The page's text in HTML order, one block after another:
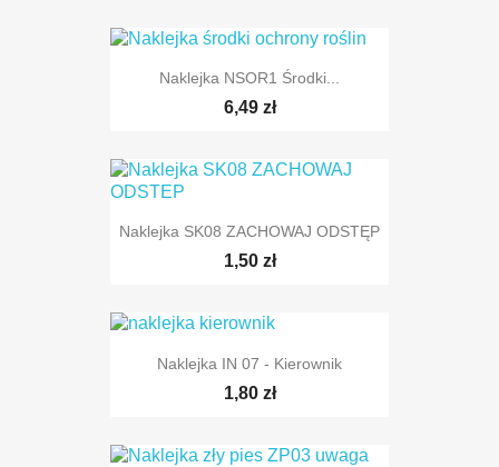
Naklejka NSOR1 Środki...
6,49 zł
Naklejka SK08 ZACHOWAJ ODSTĘP
1,50 zł
Naklejka IN 07 - Kierownik
1,80 zł